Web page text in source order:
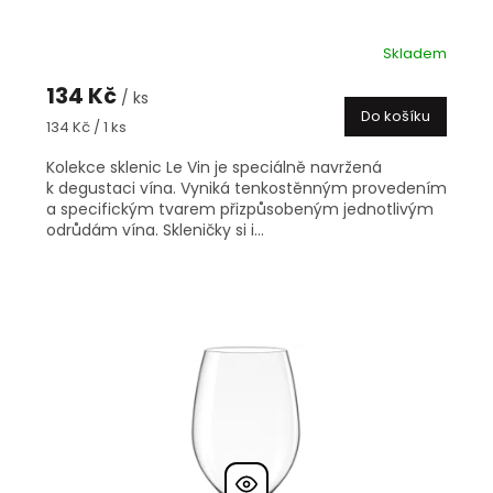
Skladem
134 Kč / ks
Měrná
134 Kč / 1 ks
Do košíku
Kolekce sklenic Le Vin je speciálně navržená
k degustaci vína. Vyniká tenkostěnným provedením
a specifickým tvarem přizpůsobeným jednotlivým
odrůdám vína. Skleničky si i...